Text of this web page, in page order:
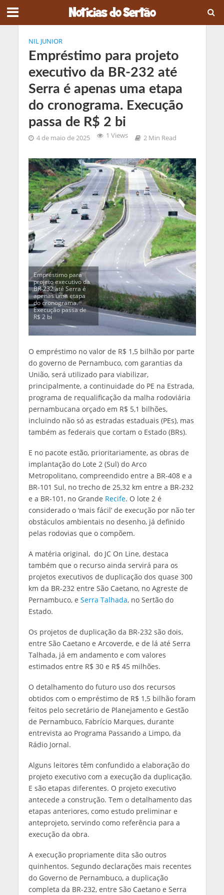
NIL JUNIOR
Empréstimo para projeto
executivo da BR-232 até
Serra é apenas uma etapa
do cronograma. Execução
passa de R$ 2 bi
4 de maio de 2025 1 Views 2 Min Read
Empréstimo para
projeto executivo da
BR-232 até Serra é
apenas uma etapa
do cronograma.
Execução passa de
R$ 2 bi
O empréstimo no valor de R$ 1,5 bilhão por parte
do governo de Pernambuco, com garantias da
União, será utilizado para viabilizar,
principalmente, a continuidade do PE na Estrada,
programa de requalificação da malha rodoviária
pernambucana orçado em R$ 5,1 bilhões,
incluindo não só as estradas estaduais (PEs), mas
também as federais que cortam o Estado (BRs).
E no pacote estão, prioritariamente, as obras de
implantação do Lote 2 (Sul) do Arco
Metropolitano, compreendido entre a BR-408 e a
BR-101 Sul, no trecho de 25,32 km entre a BR-232
e a BR-101, no Grande Recife. O lote 2 é
considerado o ‘mais fácil’ de execução por não ter
obstáculos ambientais no desenho, já definido
pelas rodovias que o compõem.
A matéria original, do JC On Line, destaca
também que o recurso ainda servirá para os
projetos executivos de duplicação dos quase 300
km da BR-232 entre São Caetano, no Agreste de
Pernambuco, e Serra Talhada, no Sertão do
Estado.
Os projetos de duplicação da BR-232 são dois,
entre São Caetano e Arcoverde, e de lá até Serra
Talhada, já em andamento e com valores
estimados entre R$ 30 e R$ 45 milhões.
O detalhamento do futuro uso dos recursos
obtidos com o empréstimo de R$ 1,5 bilhão foram
feitos pelo secretário de Planejamento e Gestão
de Pernambuco, Fabrício Marques, durante
entrevista ao Programa Passando a Limpo, da
Rádio Jornal.
Alguns leitores têm confundido a elaboração do
projeto executivo com a execução da duplicação.
E são etapas diferentes. O projeto executivo
antecede a construção. Tem o detalhamento das
etapas anteriores, como estudo preliminar e
anteprojeto, servindo como referência para a
execução da obra.
A execução propriamente dita são outros
quinhentos. Segundo declarações mais recentes
do Governo de Pernambuco, a duplicação
completa da BR-232, entre São Caetano e Serra